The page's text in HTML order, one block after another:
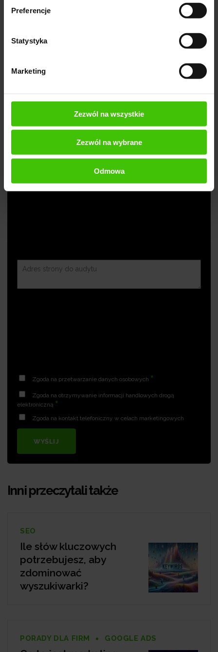
Preferencje
Statystyka
Marketing
Zezwól na wszystkie
Zezwól na wybrane
Odmowa
Umów się na BEZPŁATNE KONSULTACJE i otrzymaj
Zgoda na przetwarzanie danych osobowych *
Zgoda na otrzymywanie informacji handlowych drogą
elektroniczną *
Zgoda na kontakt telefoniczny w celach marketingowych
WYŚLIJ
Inni przeczytali także
SEO
Ile słów kluczowych
potrzebujesz, aby
zdominować
wyszukiwarki?
PORADY DLA FIRM GOOGLE ADS